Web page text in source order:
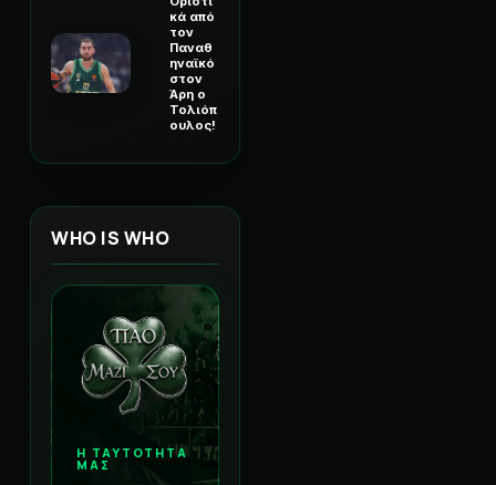
κά από
τον
Παναθ
ηναϊκό
στον
Άρη ο
Τολιόπ
ουλος!
WHO IS WHO
Η ΤΑΥΤΟΤΗΤΑ
ΜΑΣ